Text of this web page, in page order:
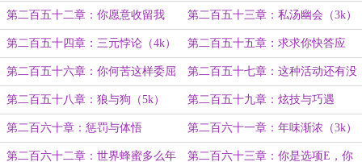
or《喜欢》（4k）
第二百五十二章：你愿意收留我
吗？（求月票）
第二百五十三章：私汤幽会（3k）
第二百五十四章：三元悖论（4k） 第二百五十五章：求求你快答应
吧，要不然他……（4k）
第二百五十六章：你何苦这样委屈
自己啊（3k）
第二百五十七章：这种活动还有没
有了？（3k）
第二百五十八章：狼与狗（5k） 第二百五十九章：炫技与巧遇
（4k）
第二百六十章：惩罚与体悟 第二百六十一章：年味渐浓（3k）
第二百六十二章：世界蜂蜜多么年 第二百六十三章：你是选项E，你